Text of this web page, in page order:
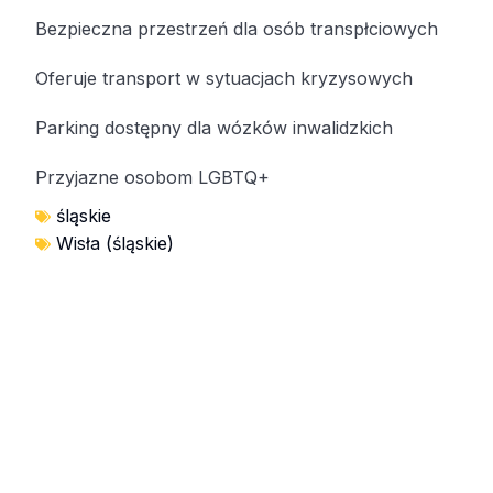
Bezpieczna przestrzeń dla osób transpłciowych
Oferuje transport w sytuacjach kryzysowych
Parking dostępny dla wózków inwalidzkich
Przyjazne osobom LGBTQ+
śląskie
Wisła (śląskie)